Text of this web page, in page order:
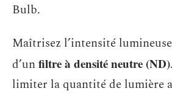
Bulb.
Maîtrisez l’intensité lumineuse
d’unfiltre à densité neutre (ND)
limiter la quantité de lumière